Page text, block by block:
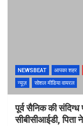
NEWSBEAT आपका शहर
न्यूज़
सोशल मीडिया वायरल
पूर्व सैनिक की संदिग्ध
सीबीसीआईडी, पिता